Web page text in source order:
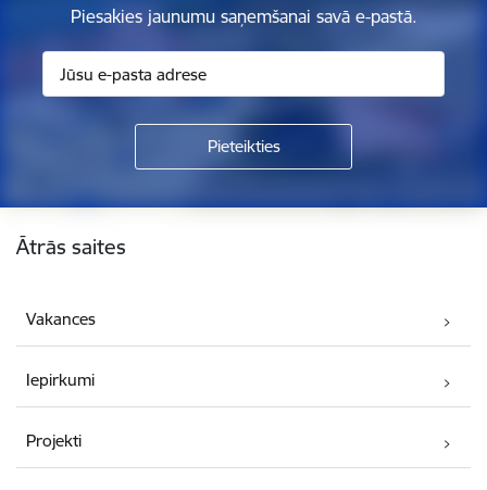
Piesakies jaunumu saņemšanai savā e-pastā.
Ātrās saites
Vakances
Iepirkumi
Projekti